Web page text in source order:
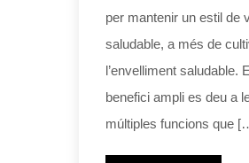
per mantenir un estil de
saludable, a més de
l’envelliment saludable.
benefici ampli es deu a
múltiples funcions que